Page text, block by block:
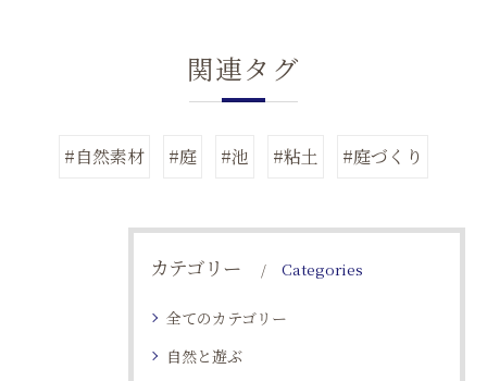
関連タグ
#自然素材 #庭 #池 #粘土 #庭づくり
カテゴリー Categories
全てのカテゴリー
自然と遊ぶ